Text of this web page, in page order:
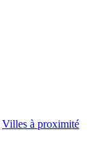
Villes à proximité